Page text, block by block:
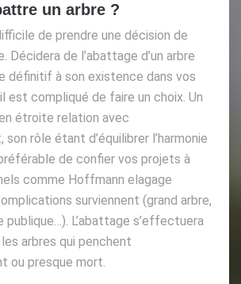
un arbre ?
de prendre une décision de
Décidera de l’abattage d’un arbre
définitif à son existence dans vos
est compliqué de faire un choix. Un
étroite relation avec
son rôle étant d’équilibrer l’harmonie
de confier vos projets à
comme Hoffmann elagage
surviennent (grand arbre,
publique…). L’abattage s’effectuera
arbres qui penchent
ou presque mort.